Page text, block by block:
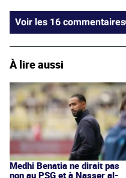
Voir les 16 commentaires
À lire aussi
Medhi Benatia ne dirait pas
non au PSG et à Nasser al-